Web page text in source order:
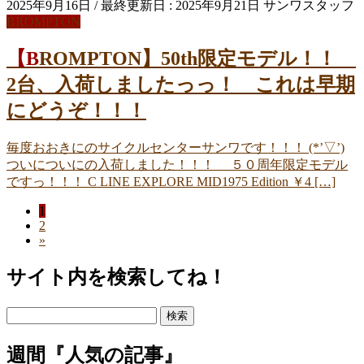
2025年9月16日 / 最終更新日 : 2025年9月21日 サンワスタッフ
BROMPTON
【BROMPTON】50th限定モデル！！
2台、入荷しましたっっ！ これは早期
にどうぞ！！！
毎度おおきにのサイクルセンターサンワです！！！ (*’▽’)
ついについにの入荷しました！！！ ５０周年限定モデル
ですっ！！！ C LINE EXPLORE MID1975 Edition ￥4 […]
ナ
ビ
ゲ
ー
ペ
ー
ジ
1
ペ
ー
2
»
サイト内を検索してね！
週間『人気の記事』